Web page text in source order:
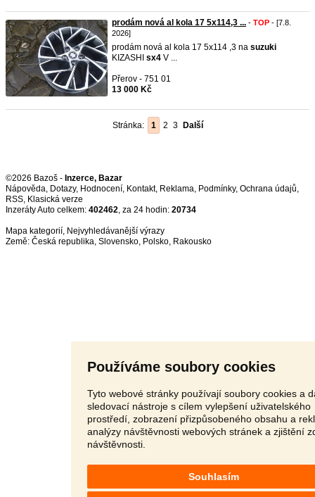
Používáme soubory cookies
Tyto webové stránky používají soubory cookies a
sledovací nástroje s cílem vylepšení uživatelského
prostředí, zobrazení přizpůsobeného obsahu a
analýzy návštěvnosti webových stránek a zjištění
návštěvnosti.
Souhlasím
prodám nová al kola 17 5x114,3 ... - TOP - [7.8.
2026]
prodám nová al kola 17 5x114 ,3 na suzuki
KIZASHI sx4 V ...
Přerov - 751 01
13 000 Kč
Stránka: 1 2 3 Další
©2026 Bazoš - Inzerce, Bazar
Nápověda, Dotazy, Hodnocení, Kontakt, Reklama, Podmínky, Ochrana údajů,
RSS,
Inzeráty Auto celkem: 402462, za 24 hodin: 20734
Mapa kategorií, Nejvyhledávanější výrazy
Země: Česká republika, Slovensko, Polsko, Rakousko